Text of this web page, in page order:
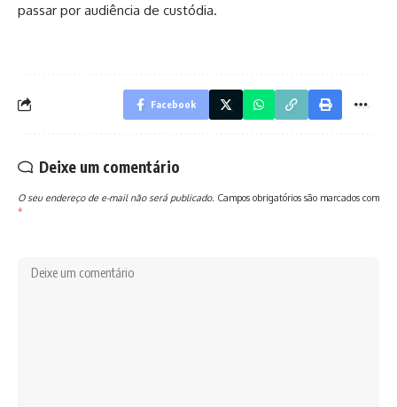
passar por audiência de custódia.
Facebook
Deixe um comentário
O seu endereço de e-mail não será publicado. Campos obrigatórios são marcados com
*